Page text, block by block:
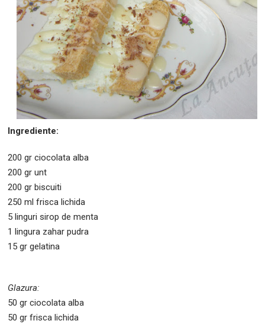
Ingrediente:
200 gr ciocolata alba
200 gr unt
200 gr biscuiti
250 ml frisca lichida
5 linguri sirop de menta
1 lingura zahar pudra
15 gr gelatina
Glazura:
50 gr ciocolata alba
50 gr frisca lichida